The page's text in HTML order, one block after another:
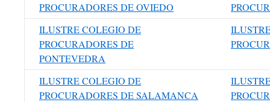
PROCURADORES DE OVIEDO
ILUSTRE COLEGIO DE
PROCURADORES DE
PONTEVEDRA
ILUSTRE COLEGIO DE
PROCURADORES DE SALAMANCA